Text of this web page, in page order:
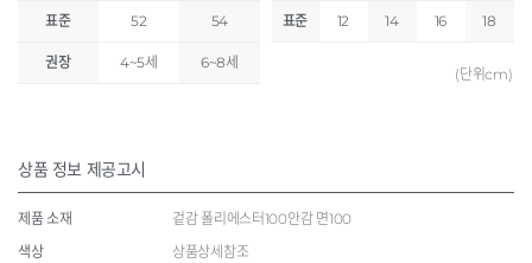
표준 52 54
권장 4~5세 6~8세
표준 12 14 16 18
(단위cm)
상품 정보 제공고시
제품 소재
겉감 폴리에스터100안감 면100
색상
상품상세참조